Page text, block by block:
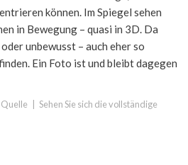
können. Im Spiegel sehen
in Bewegung – quasi in 3D. Da
unbewusst – auch eher so
Ein Foto ist und bleibt dagegen
Sehen Sie sich die vollständige